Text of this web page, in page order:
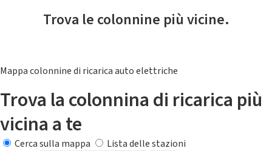
Trova le colonnine più vicine.
Mappa colonnine di ricarica auto elettriche
Trova la colonnina di ricarica più
vicina a te
Cerca sulla mappa
Lista delle stazioni